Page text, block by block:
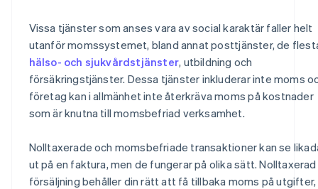
Vissa tjänster som anses vara av social karaktär faller helt
utanför momssystemet, bland annat posttjänster, de
hälso- och sjukvårdstjänster, utbildning och
försäkringstjänster. Dessa tjänster inkluderar inte moms
företag kan i allmänhet inte återkräva moms på kostnader
som är knutna till momsbefriad verksamhet.
Nolltaxerade och momsbefriade transaktioner kan se
ut på en faktura, men de fungerar på olika sätt. Nolltaxerad
försäljning behåller din rätt att få tillbaka moms på utgifter,